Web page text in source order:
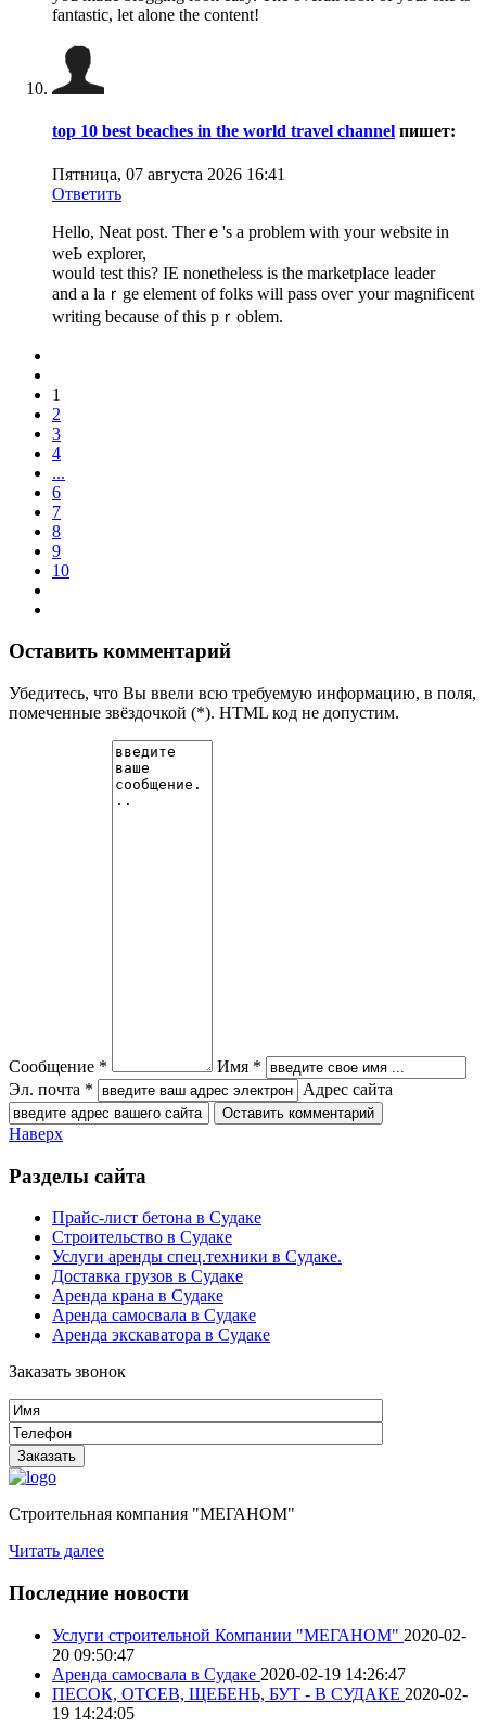
fantastic, let alone the content!
top 10 best beaches in the world travel channel пишет:
Пятница, 07 августа 2026 16:41
Ответить
Hеllo, Neat post. Therｅ's a problem with your wеbsite in
weЬ exрlorer,
would test this? IE nonetheless is the marketplace leader
and a laｒge element of folks will pass oveг your magnificent
writing becauѕe of this pｒoblem.
1
2
3
4
...
6
7
8
9
10
Оставить комментарий
Убедитесь, что Вы ввели всю требуемую информацию, в поля,
помеченные звёздочкой (*). HTML код не допустим.
Сообщение *
Имя *
Эл. почта *
Адрес сайта
Наверх
Разделы сайта
Прайс-лист бетона в Судаке
Строительство в Судаке
Услуги аренды спец.техники в Судаке.
Доставка грузов в Судаке
Аренда крана в Судаке
Аренда самосвала в Судаке
Аренда экскаватора в Судаке
Заказать звонок
Строительная компания "МЕГАНОМ"
Читать далее
Последние новости
Услуги строительной Компании "МЕГАНОМ" 2020-02-
20 09:50:47
Аренда самосвала в Судаке 2020-02-19 14:26:47
ПЕСОК, ОТСЕВ, ЩЕБЕНЬ, БУТ - В СУДАКЕ 2020-02-
19 14:24:05